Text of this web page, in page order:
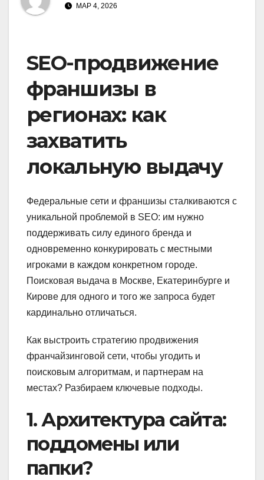
МАР 4, 2026
SEO-продвижение
франшизы в
регионах: как
захватить
локальную выдачу
Федеральные сети и франшизы сталкиваются с
уникальной проблемой в SEO: им нужно
поддерживать силу единого бренда и
одновременно конкурировать с местными
игроками в каждом конкретном городе.
Поисковая выдача в Москве, Екатеринбурге и
Кирове для одного и того же запроса будет
кардинально отличаться.
Как выстроить стратегию продвижения
франчайзинговой сети, чтобы угодить и
поисковым алгоритмам, и партнерам на
местах? Разбираем ключевые подходы.
1. Архитектура сайта:
поддомены или
папки?